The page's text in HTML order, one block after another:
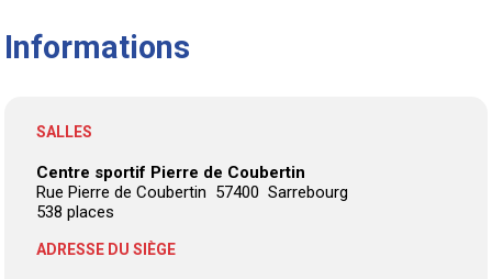
Informations
SALLES
Centre sportif Pierre de Coubertin
Rue Pierre de Coubertin 57400 Sarrebourg
538 places
ADRESSE DU SIÈGE